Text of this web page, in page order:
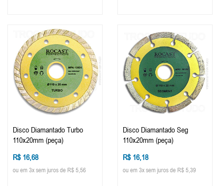
Disco Diamantado Turbo
110x20mm (peça)
R$ 16,68
ou em 3x sem juros de R$ 5,56
Disco Diamantado Seg
110x20mm (peça)
R$ 16,18
ou em 3x sem juros de R$ 5,39